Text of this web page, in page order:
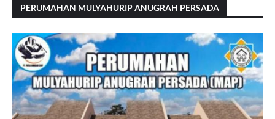
PERUMAHAN MULYAHURIP ANUGRAH PERSADA